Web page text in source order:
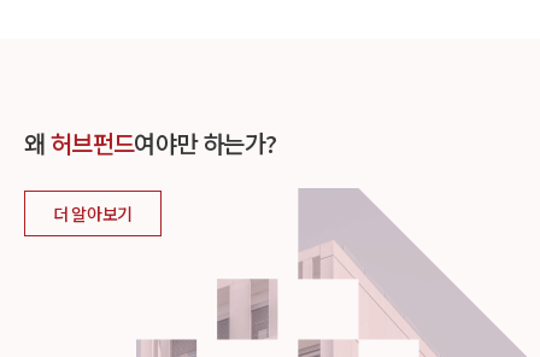
왜허브펀드여야만 하는가?
더 알아보기